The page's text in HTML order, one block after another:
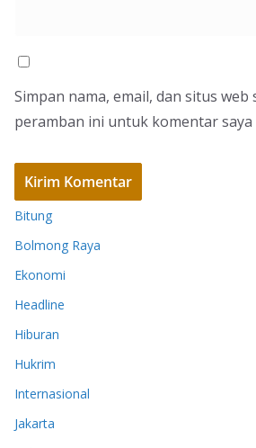
Simpan nama, email, dan situs web
peramban ini untuk komentar
Bitung
Bolmong Raya
Ekonomi
Headline
Hiburan
Hukrim
Internasional
Jakarta